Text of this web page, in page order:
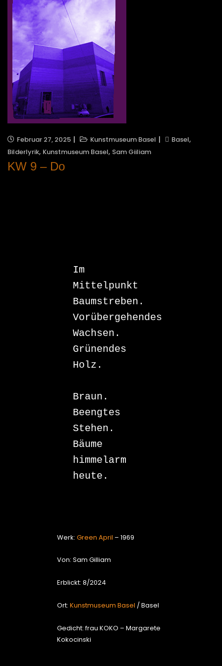
Februar 27, 2025 Kunstmuseum Basel Basel,
Bilderlyrik, Kunstmuseum Basel, Sam Giiliam
KW 9 – Do
Im
Mittelpunkt
Baumstreben.
Vorübergehendes
Wachsen.
Grünendes
Holz.
Braun.
Beengtes
Stehen.
Bäume
himmelarm
heute.
Werk: Green April – 1969
Von: Sam Gilliam
Erblickt: 8/2024
Ort: Kunstmuseum Basel / Basel
Gedicht: frau KOKO – Margarete
Kokocinski